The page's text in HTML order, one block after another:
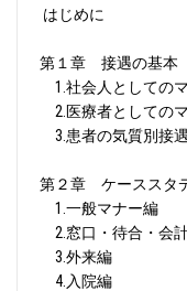
はじめに
第１章 接遇の基本
1.社会人としての
2.医療者としての
3.患者の気質別接
第２章 ケーススタ
1.一般マナー編
2.窓口・待合・会
3.外来編
4.入院編